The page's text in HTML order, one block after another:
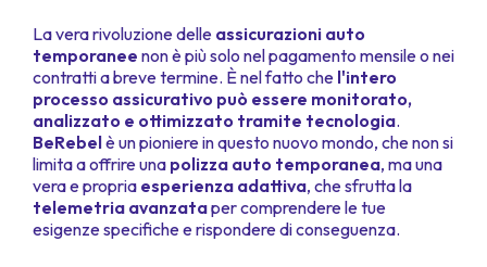
La vera rivoluzione delle assicurazioni auto
temporanee non è più solo nel pagamento mensile o nei
contratti a breve termine. È nel fatto che l'intero
processo assicurativo può essere monitorato,
analizzato e ottimizzato tramite tecnologia.
BeRebelè un pioniere in questo nuovo mondo, che non si
limita a offrire una polizza auto temporanea, ma una
vera e propria esperienza adattiva, che sfrutta la
telemetria avanzataper comprendere le tue
esigenze specifiche e rispondere di conseguenza.